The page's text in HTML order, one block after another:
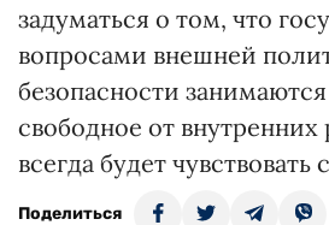
задуматься о том, что
вопросами внешней
безопасности
свободное от внутренних
всегда будет
Поделиться